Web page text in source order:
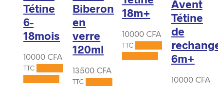
Tétine
6-
18mois
10000 CFA
TTC
Biberon
en
verre
120ml
13500 CFA
TTC
18m+
10000 CFA
TTC
Avent
Tétine
de
6m+
10000 CFA